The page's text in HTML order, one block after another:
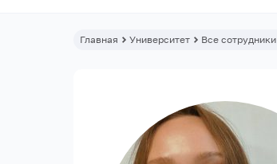
Главная Университет Все сотрудники